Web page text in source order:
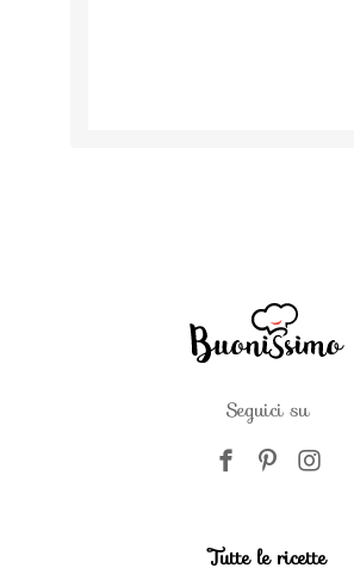
Seguici su
Tutte le ricette